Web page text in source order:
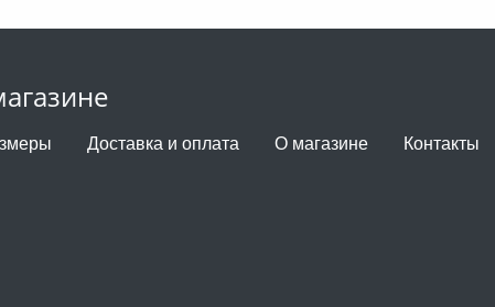
Доставка и оплата О магазине Контакты